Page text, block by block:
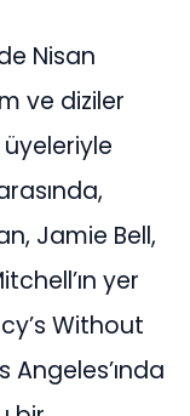
Nisan
ve diziler
üyeleriyle
Jamie Bell,
yer
Without
Angeles’ında